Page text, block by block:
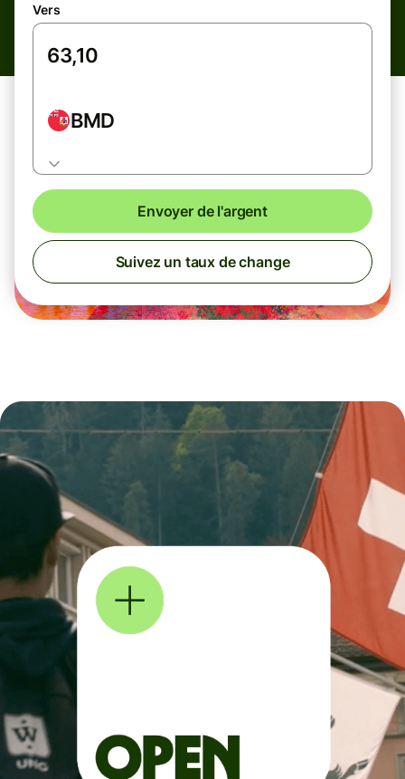
Vers
BMD
Envoyer de l'argent
Suivez un taux de change